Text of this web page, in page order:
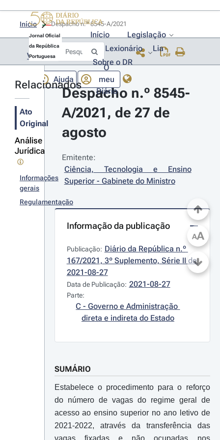
Jornal Oficial
da República
Portuguesa
Início
Legislação
Lexionário
Lia
Sobre o DR
Ajuda
O
meu
Diário
Início
Voltar
Relacionados
Ato
Original
Análise
Jurídica
Informações
gerais
Regulamentação
Despacho n.º 8545-
A/2021, de 27 de
agosto
Emitente:
Ciência, Tecnologia e Ensino
Superior - Gabinete do Ministro
Informação da publicação
Publicação: Diário da República n.º
167/2021, 3º Suplemento, Série II de
2021-08-27
Data de Publicação: 2021-08-27
Parte:
C - Governo e Administração
direta e indireta do Estado
SUMÁRIO
Estabelece o procedimento para o reforço
do número de vagas do regime geral de
acesso ao ensino superior no ano letivo de
2021-2022, através da transferência das
vagas fixadas e não ocupadas nos
AA